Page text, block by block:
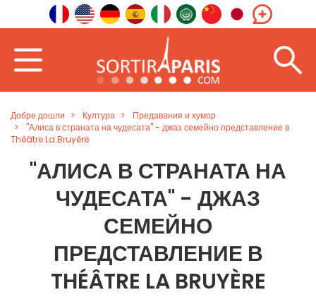
Добре дошли Култура
Предавания и хумор
"Алиса в страната на чудесата" - джаз семейно представление в
Théâtre La Bruyère
"АЛИСА В СТРАНАТА НА
ЧУДЕСАТА" - ДЖАЗ
СЕМЕЙНО
ПРЕДСТАВЛЕНИЕ В
THÉÂTRE LA BRUYÈRE